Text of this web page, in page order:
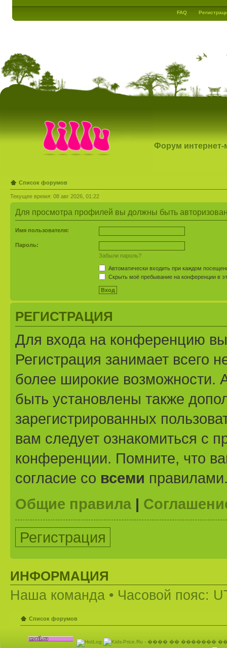
FAQ
Форум интернет-
Список форумов
Текущее время: 08 авг 2026, 01:22
Для просмотра профилей вы должны быть
Имя пользователя:
Пароль:
Забыли пароль?
Автоматически входить при каждом
Скрыть моё пребывание на конференции в
РЕГИСТРАЦИЯ
Для входа на конференцию
Регистрация занимает всего
более широкие возможности.
быть установлены также
зарегистрированных
вам следует ознакомиться с
конференции. Помните, что
согласие со всеми
Общие правила |
Регистрация
ИНФОРМАЦИЯ
Наша команда • Часовой пояс:
Список форумов